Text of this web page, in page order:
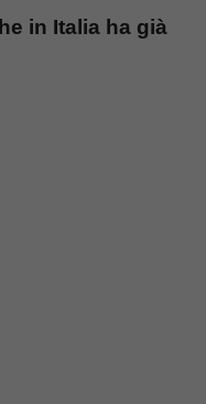
in Italia ha già